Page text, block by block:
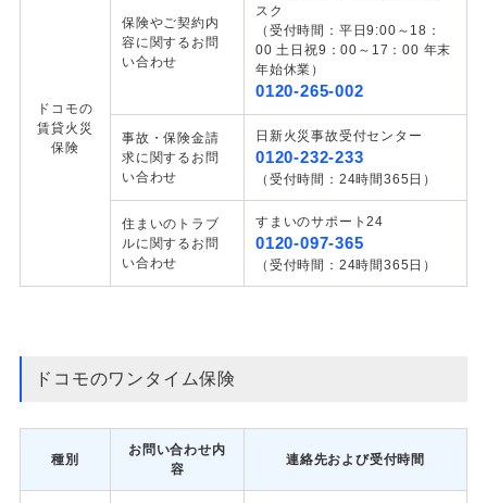
ドコモの
賃貸火災
保険
保険やご契約内
容に関するお問
い合わせ
スク
（受付時間：平日9:00～18：
00 土日祝9：00～17：00 年末
年始休業）
0120-265-002
事故・保険金請
求に関するお問
い合わせ
日新火災事故受付センター
0120-232-233
（受付時間：24時間365日）
住まいのトラブ
ルに関するお問
い合わせ
すまいのサポート24
0120-097-365
（受付時間：24時間365日）
ドコモのワンタイム保険
種別
お問い合わせ内
容
連絡先および受付時間